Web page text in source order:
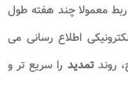
معمولا چند هفته طول
اطلاع رسانی می
روندتمدید را سریع تر و